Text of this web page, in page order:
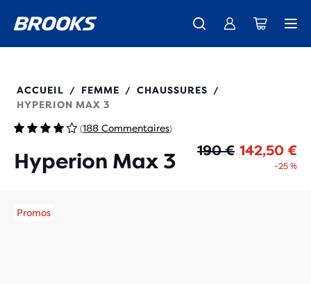
La toute nouvelle Ghost Amp est là - Acheter Femme Homme
Découvre la nouvelle collection Cascadia - Acheter maintenant
Livraison standard gratuite pour les membres. Rejoignez-nous
120455
ACCUEIL / FEMME / CHAUSSURES
/
HYPERION MAX 3
(188 Commentaires)
Hyperion Max 3 190 € 142,50 €
-25 %
Promos